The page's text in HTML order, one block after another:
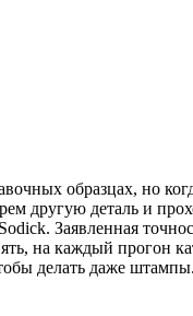
образцах, но
другую деталь и
Заявленная
на каждый прогон
делать даже